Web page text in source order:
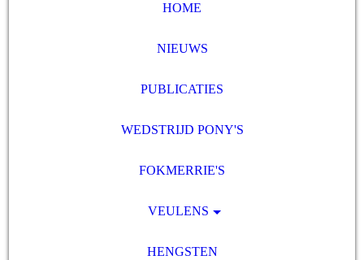
HOME
NIEUWS
PUBLICATIES
WEDSTRIJD PONY'S
FOKMERRIE'S
VEULENS
HENGSTEN